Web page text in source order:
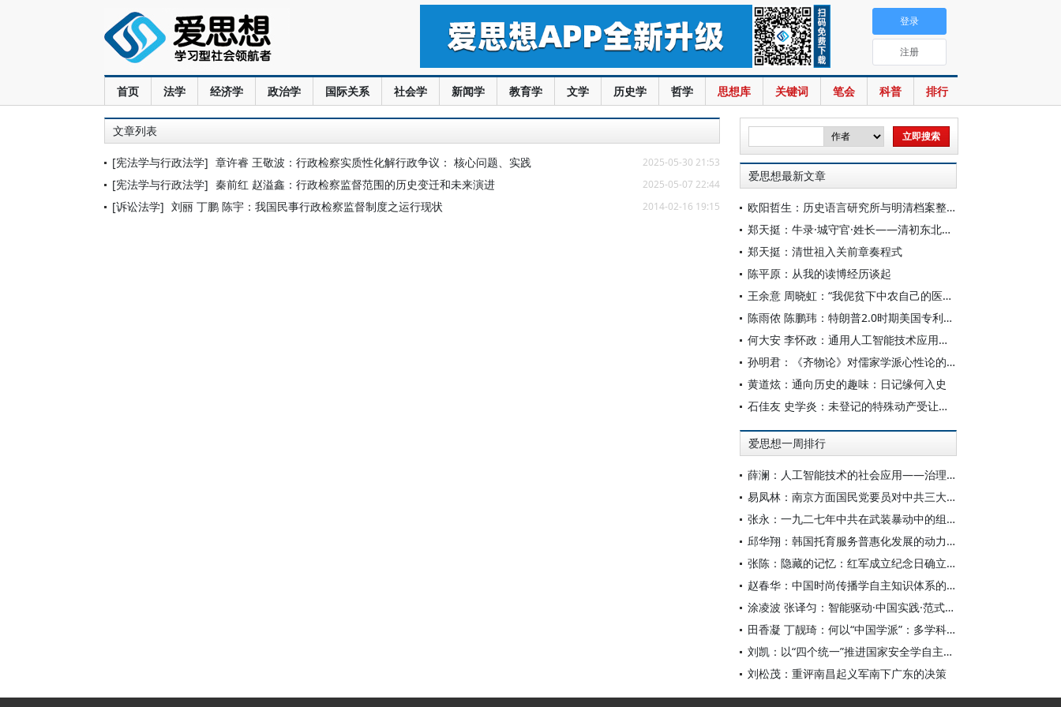
首页 法学 经济学 政治学 国际关系 社会学 新闻学 教育学 文学 历史学 哲学 思想库 关键词 笔会 科普 排行
登录
注册
文章列表
[宪法学与行政法学] 章许睿 王敬波：行政检察实质性化解行政争议： 核心问题、实践 2025-05-30 21:53
[宪法学与行政法学] 秦前红 赵溢鑫：行政检察监督范围的历史变迁和未来演进 2025-05-07 22:44
[诉讼法学] 刘丽 丁鹏 陈宇：我国民事行政检察监督制度之运行现状 2014-02-16 19:15
爱思想最新文章
欧阳哲生：历史语言研究所与明清档案整理工作（1928-1949年）
郑天挺：牛录·城守官·姓长——清初东北的地方行政机构
郑天挺：清世祖入关前章奏程式
陈平原：从我的读博经历谈起
王余意 周晓虹：“我伲贫下中农自己的医生”——赤脚医生的视觉表征与形象建构（1965—1978）
陈雨侬 陈鹏玮：特朗普2.0时期美国专利制度的“武器化”演进与中国应对
何大安 李怀政：通用人工智能技术应用下的数字调节机制
孙明君：《齐物论》对儒家学派心性论的回应
黄道炫：通向历史的趣味：日记缘何入史
石佳友 史学炎：未登记的特殊动产受让人排除强制执行问题研究
爱思想一周排行
薛澜：人工智能技术的社会应用——治理挑战
易凤林：南京方面国民党要员对中共三大起义的反应
张永：一九二七年中共在武装暴动中的组织转型
邱华翔：韩国托育服务普惠化发展的动力机制、制度路径与政策效应
张陈：隐藏的记忆：红军成立纪念日确立前中共对南昌起义的纪念
赵春华：中国时尚传播学自主知识体系的内在逻辑与实践路径
涂凌波 张译匀：智能驱动·中国实践·范式创新：“构建中国新闻传播学自主知识体系”专题研讨会综述
田香凝 丁靓琦：何以“中国学派”：多学科视野下中国特色新闻传播学建设的研究
刘凯：以“四个统一”推进国家安全学自主知识体系构建
刘松茂：重评南昌起义军南下广东的决策